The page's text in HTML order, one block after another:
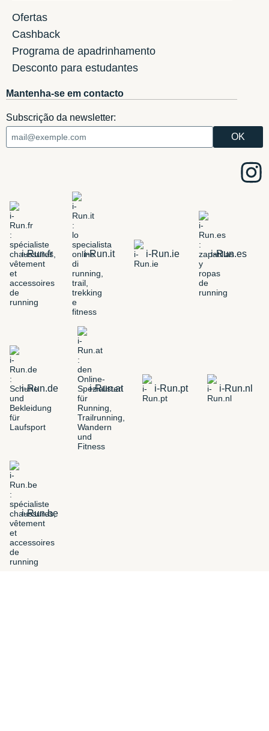
Ofertas
Cashback
Programa de apadrinhamento
Desconto para estudantes
Mantenha-se em contacto
Subscrição da newsletter:
i-Run.fr i-Run.it i-Run.ie i-Run.es
i-Run.de i-Run.at i-Run.pt i-Run.nl
i-Run.be